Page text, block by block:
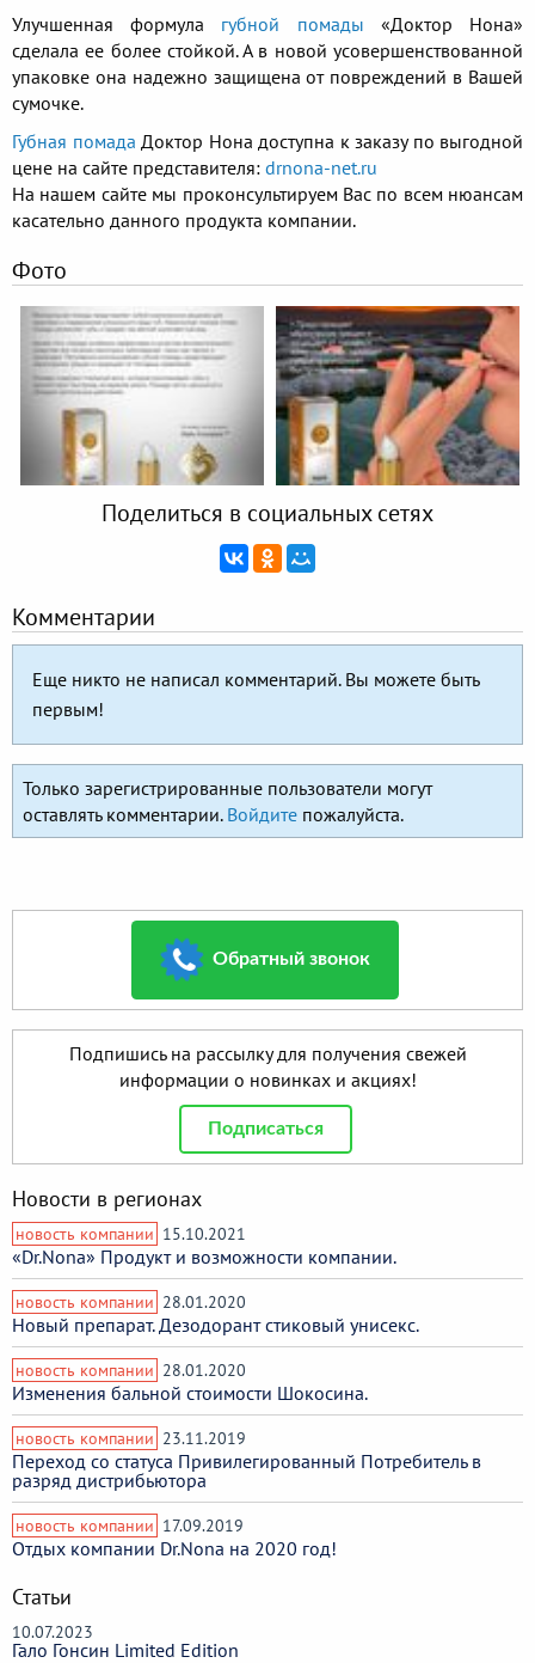
Улучшенная формула​ губной помады «Доктор Нона»
сделала ее более стойкой. А в новой усовершенствованной
упаковке она надежно защищена от повреждений в Вашей
сумочке.
Губная помада Доктор Нона доступна к заказу по выгодной
цене на сайте представителя: drnona-net.ru
На нашем сайте мы проконсультируем Вас по всем нюансам
касательно данного продукта компании.
Фото
Поделиться в социальных сетях
Комментарии
Еще никто не написал комментарий. Вы можете быть
первым!
Только зарегистрированные пользователи могут
оставлять комментарии. Войдите пожалуйста.
Обратный звонок
Подпишись на рассылку для получения свежей
информации о новинках и акциях!
Подписаться
Новости в регионах
новость компании 15.10.2021
«Dr.Nona» Продукт и возможности компании.
новость компании 28.01.2020
Новый препарат. Дезодорант стиковый унисекс.
новость компании 28.01.2020
Изменения бальной стоимости Шокосина.
новость компании 23.11.2019
Переход со статуса Привилегированный Потребитель в
разряд дистрибьютора
новость компании 17.09.2019
Отдых компании Dr.Nona на 2020 год!
Статьи
10.07.2023
Гало Гонсин Limited Edition